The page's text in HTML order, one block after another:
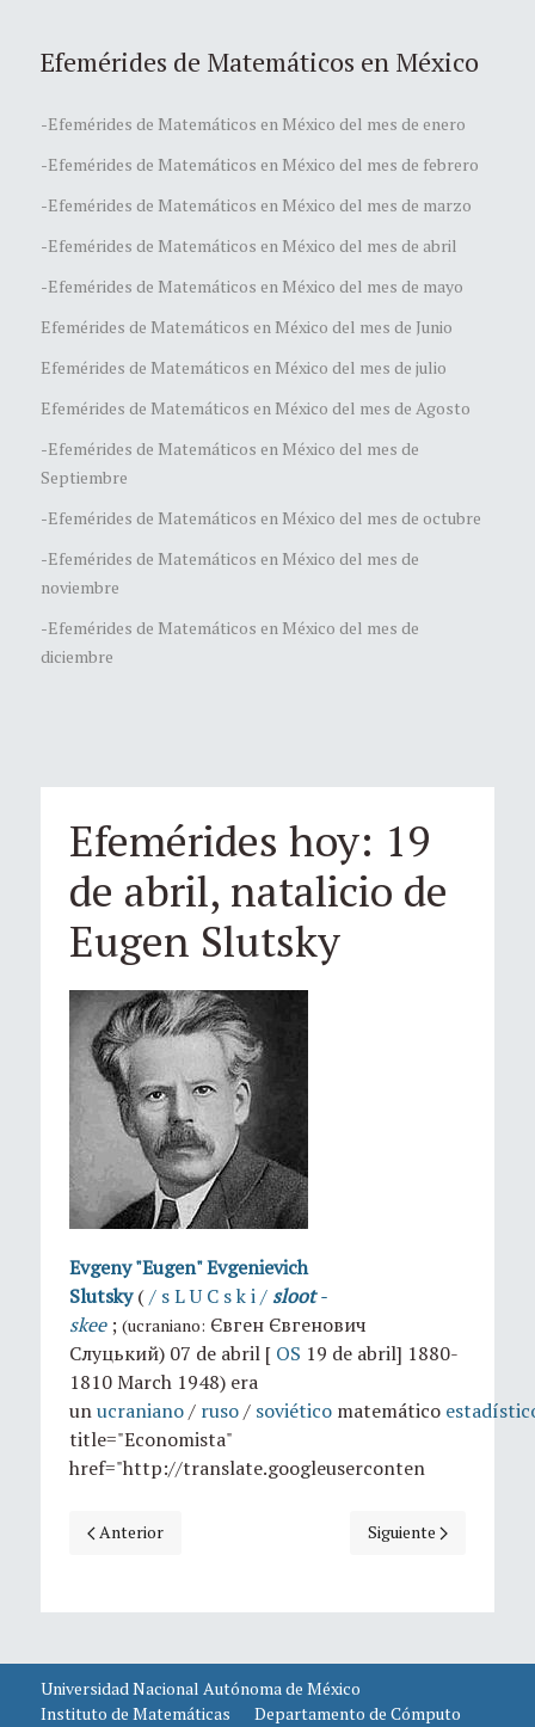
Efemérides de Matemáticos en México
-Efemérides de Matemáticos en México del mes de enero
-Efemérides de Matemáticos en México del mes de febrero
-Efemérides de Matemáticos en México del mes de marzo
-Efemérides de Matemáticos en México del mes de abril
-Efemérides de Matemáticos en México del mes de mayo
Efemérides de Matemáticos en México del mes de Junio
Efemérides de Matemáticos en México del mes de julio
Efemérides de Matemáticos en México del mes de Agosto
-Efemérides de Matemáticos en México del mes de
Septiembre
-Efemérides de Matemáticos en México del mes de octubre
-Efemérides de Matemáticos en México del mes de
noviembre
-Efemérides de Matemáticos en México del mes de
diciembre
Efemérides hoy: 19
de abril, natalicio de
Eugen Slutsky
Evgeny "Eugen" Evgenievich
Slutsky (/ sLU C ski/sloot-
skee; (ucraniano: Євген Євгенович
Слуцький) 07 de abril [ OS 19 de abril] 1880-
1810 March 1948) era
unucraniano/ ruso/ soviético matemático
title="Economista"
href="http://translate.googleuserconten
Artículo anterior: Efemérides hoy: 18 de abril, natalicio de
Anterior Artículo siguiente:
Siguiente
Universidad Nacional Autónoma de México
Instituto de Matemáticas
Departamento de Cómputo